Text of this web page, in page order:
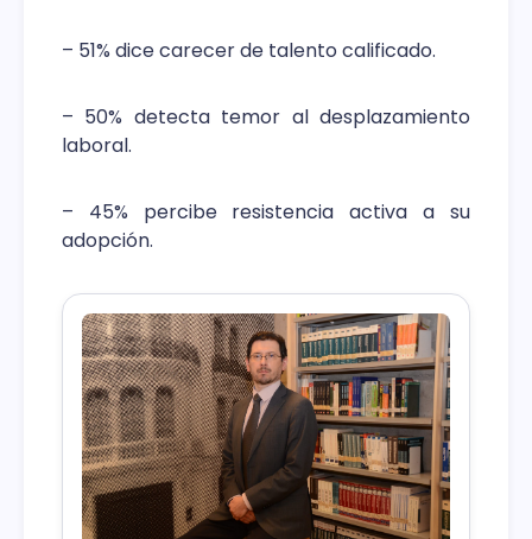
– 51% dice carecer de talento calificado.
– 50% detecta temor al desplazamiento
laboral.
– 45% percibe resistencia activa a su
adopción.